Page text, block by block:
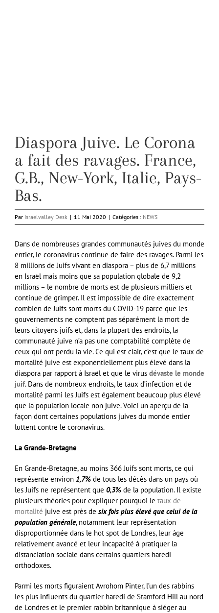
Diaspora Juive. Le Corona
a fait des ravages. France,
G.B., New-York, Italie, Pays-
Bas.
Par Israelvalley Desk | 11 Mai 2020 | Catégories : NEWS
Dans de nombreuses grandes communautés juives du monde
entier, le coronavirus continue de faire des ravages. Parmi les
8 millions de Juifs vivant en diaspora – plus de 6,7 millions
en Israël mais moins que sa population globale de 9,2
millions – le nombre de morts est de plusieurs milliers et
continue de grimper. Il est impossible de dire exactement
combien de Juifs sont morts du COVID-19 parce que les
gouvernements ne comptent pas séparément la mort de
leurs citoyens juifs et, dans la plupart des endroits, la
communauté juive n’a pas une comptabilité complète de
ceux qui ont perdu la vie. Ce qui est clair, c’est que le taux de
mortalité juive est exponentiellement plus élevé dans la
diaspora par rapport à Israël et que le virus dévaste le monde
juif. Dans de nombreux endroits, le taux d’infection et de
mortalité parmi les Juifs est également beaucoup plus élevé
que la population locale non juive. Voici un aperçu de la
façon dont certaines populations juives du monde entier
luttent contre le coronavirus.
La Grande-Bretagne
En Grande-Bretagne, au moins 366 Juifs sont morts, ce qui
représente environ 1,7% de tous les décès dans un pays où
les Juifs ne représentent que 0,3% de la population. Il existe
plusieurs théories pour expliquer pourquoi le taux de
mortalité juive est près de six fois plus élevé que celui de la
population générale, notamment leur représentation
disproportionnée dans le hot spot de Londres, leur âge
relativement avancé et leur incapacité à pratiquer la
distanciation sociale dans certains quartiers haredi
orthodoxes.
Parmi les morts figuraient Avrohom Pinter, l’un des rabbins
les plus influents du quartier haredi de Stamford Hill au nord
de Londres et le premier rabbin britannique à siéger au